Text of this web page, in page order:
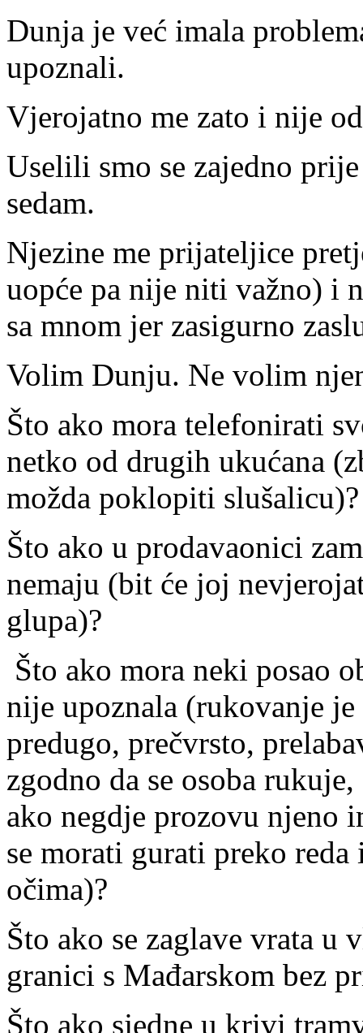
Dunja je već imala
upoznali.
Vjerojatno me zato i nije
Uselili smo se zajedno
sedam.
Njezine me prijateljice
uopće pa nije niti važno) i
sa mnom jer zasigurno
Volim Dunju. Ne volim
Što ako mora telefonirati
netko od drugih ukućana
možda poklopiti slušalicu)?
Što ako u prodavaonici
nemaju (bit će joj
glupa)?
Što ako mora neki posao
nije upoznala (rukovanje
predugo, prečvrsto,
zgodno da se osoba
ako negdje prozovu njeno
se morati gurati preko
očima)?
Što ako se zaglave vrata u
granici s Mađarskom bez
Što ako sjedne u krivi